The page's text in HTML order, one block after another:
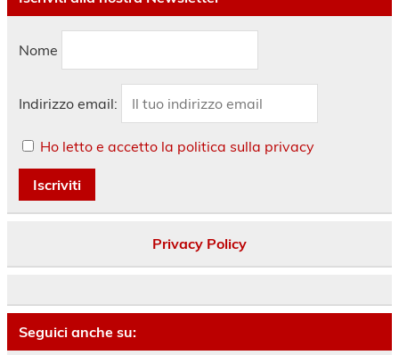
Nome
Indirizzo email:
Ho letto e accetto la politica sulla privacy
Privacy Policy
Seguici anche su: